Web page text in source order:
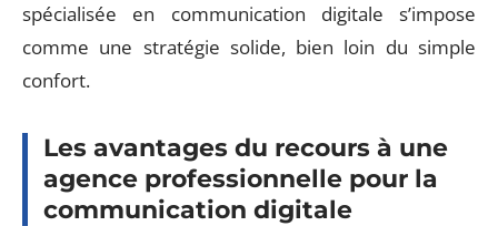
spécialisée en communication digitale s’impose
comme une stratégie solide, bien loin du simple
confort.
Les avantages du recours à une
agence professionnelle pour la
communication digitale